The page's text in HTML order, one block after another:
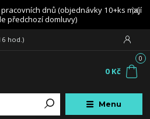
dnů (objednávky 10+ks mají
předchozí domluvy)
Menu
hod.)
0
0 Kč